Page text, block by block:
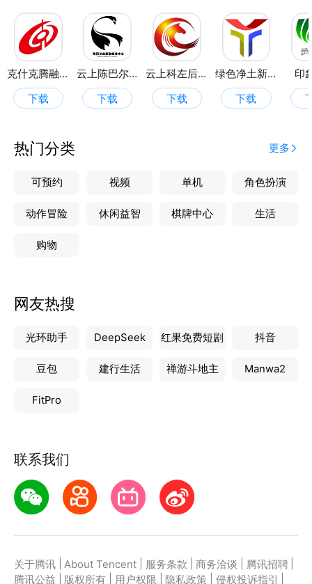
克什克腾融媒
下载
云上陈巴尔虎
下载
云上科左后旗
下载
绿色净土新右旗
下载
印
热门分类 更多
可预约 视频 单机 角色扮演
动作冒险 休闲益智 棋牌中心 生活
购物
网友热搜
光环助手 DeepSeek 红果免费短剧 抖音
豆包 建行生活 禅游斗地主 Manwa2
FitPro
联系我们
关于腾讯 About Tencent 服务条款 商务洽谈 腾讯招聘
腾讯公益
版权所有 用户权限 隐私政策 侵权投诉指引